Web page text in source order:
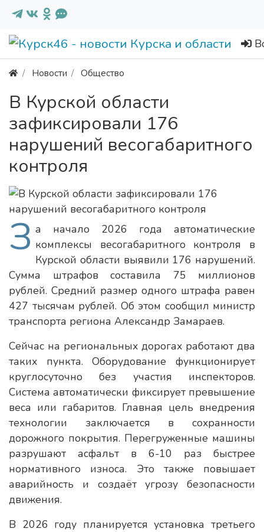
Новости Общество
В Курской области
зафиксировали 176
нарушений весогабаритного
контроля
З а начало 2026 года автоматические
комплексы весогабаритного контроля в
Курской области выявили 176 нарушений.
Сумма штрафов составила 75 миллионов
рублей. Средний размер одного штрафа равен
427 тысячам рублей. Об этом сообщил министр
транспорта региона Александр Замараев.
Сейчас на региональных дорогах работают два
таких пункта. Оборудование функционирует
круглосуточно без участия инспекторов.
Система автоматически фиксирует превышение
веса или габаритов. Главная цель внедрения
технологии заключается в сохранности
дорожного покрытия. Перегруженные машины
разрушают асфальт в 6-10 раз быстрее
нормативного износа. Это также повышает
аварийность и создаёт угрозу безопасности
движения.
В 2026 году планируется установка третьего